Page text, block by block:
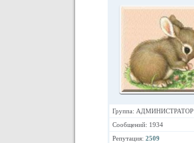
Группа: АДМИНИСТРАТОР
Сообщений: 1934
Репутация: 2509